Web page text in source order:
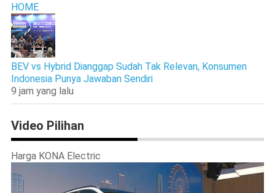
HOME
BEV vs Hybrid Dianggap Sudah Tak Relevan, Konsumen
Indonesia Punya Jawaban Sendiri
9 jam yang lalu
Video Pilihan
Harga KONA Electric